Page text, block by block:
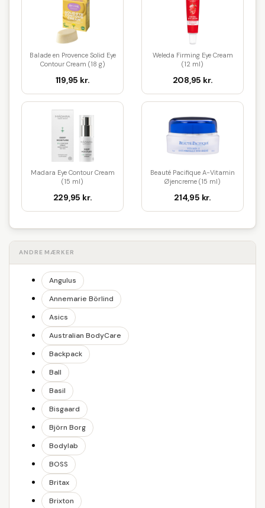
Balade en Provence Solid Eye
Contour Cream (18 g)
119,95 kr.
Weleda Firming Eye Cream
(12 ml)
208,95 kr.
Madara Eye Contour Cream
(15 ml)
229,95 kr.
Beauté Pacifique A-Vitamin
Øjencreme (15 ml)
214,95 kr.
ANDRE MÆRKER
Angulus
Annemarie Börlind
Asics
Australian BodyCare
Backpack
Ball
Basil
Bisgaard
Björn Borg
Bodylab
BOSS
Britax
Brixton